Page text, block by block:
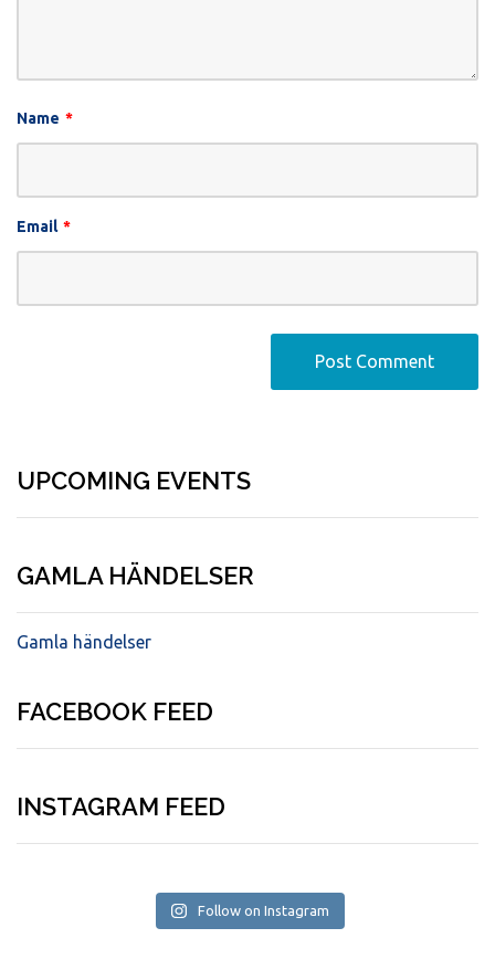
Name *
Email *
UPCOMING EVENTS
GAMLA HÄNDELSER
Gamla händelser
FACEBOOK FEED
INSTAGRAM FEED
Follow on Instagram